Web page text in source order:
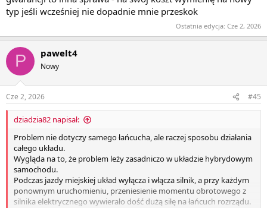
typ jeśli wcześniej nie dopadnie mnie przeskok
Ostatnia edycja: Cze 2, 2026
P pawelt4
Nowy
Cze 2, 2026 #45
dziadzia82 napisał:
Problem nie dotyczy samego łańcucha, ale raczej sposobu działania
całego układu.
Wygląda na to, że problem leży zasadniczo w układzie hybrydowym
samochodu.
Podczas jazdy miejskiej układ wyłącza i włącza silnik, a przy każdym
ponownym uruchomieniu, przeniesienie momentu obrotowego z
silnika elektrycznego wywierało dość dużą siłę na łańcuch rozrządu.